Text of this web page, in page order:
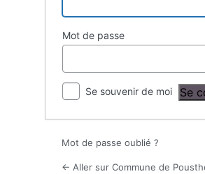
Mot de passe
Se souvenir de moi
Mot de passe oublié ?
← Aller sur Commune de